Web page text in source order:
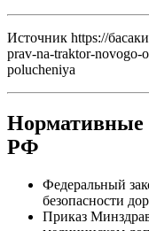
Источник https://
prav-na-traktor-novogo-
polucheniya
Нормативные
РФ
Федеральный
безопасности
Приказ